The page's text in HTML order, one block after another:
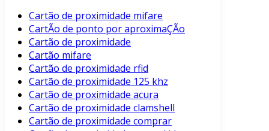
Cartão de proximidade mifare
CartÃo de ponto por aproximaÇÃo
Cartão de proximidade
Cartão mifare
Cartão de proximidade rfid
Cartão de proximidade 125 khz
Cartão de proximidade acura
Cartão de proximidade clamshell
Cartão de proximidade comprar